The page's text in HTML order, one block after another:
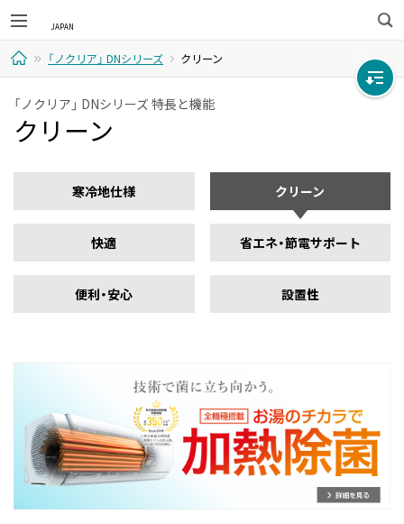
検
索
ー
「ノクリア」 DNシリーズ クリーン
「ノクリア」 DNシリーズ 特長と機能
クリーン
寒冷地仕様 クリーン
快適 省エネ・節電サポート
便利・安心 設置性